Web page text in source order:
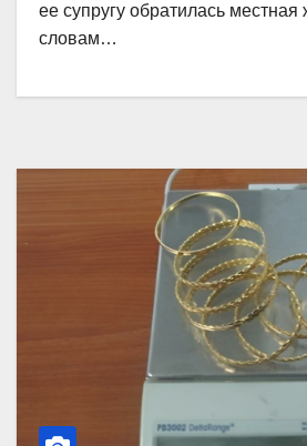
ее супругу обратилась
словам…